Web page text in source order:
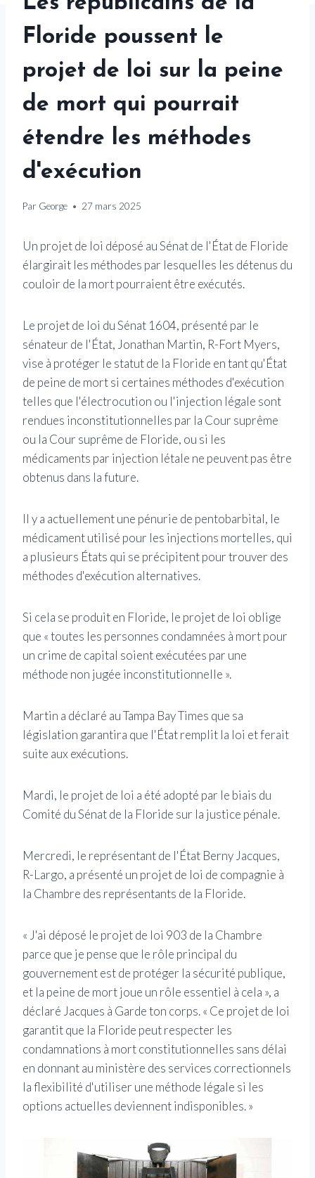
Floride poussent le
projet de loi sur la peine
de mort qui pourrait
étendre les méthodes
d'exécution
Par George 27 mars 2025
Un projet de loi déposé au Sénat de l'État de Floride
élargirait les méthodes par lesquelles les détenus du
couloir de la mort pourraient être exécutés.
Le projet de loi du Sénat 1604, présenté par le
sénateur de l'État, Jonathan Martin, R-Fort Myers,
vise à protéger le statut de la Floride en tant qu'État
de peine de mort si certaines méthodes d'exécution
telles que l'électrocution ou l'injection légale sont
rendues inconstitutionnelles par la Cour suprême
ou la Cour suprême de Floride, ou si les
médicaments par injection létale ne peuvent pas être
obtenus dans la future.
Il y a actuellement une pénurie de pentobarbital, le
médicament utilisé pour les injections mortelles, qui
a plusieurs États qui se précipitent pour trouver des
méthodes d'exécution alternatives.
Si cela se produit en Floride, le projet de loi oblige
que « toutes les personnes condamnées à mort pour
un crime de capital soient exécutées par une
méthode non jugée inconstitutionnelle ».
Martin a déclaré au Tampa Bay Times que sa
législation garantira que l'État remplit la loi et ferait
suite aux exécutions.
Mardi, le projet de loi a été adopté par le biais du
Comité du Sénat de la Floride sur la justice pénale.
Mercredi, le représentant de l'État Berny Jacques,
R-Largo, a présenté un projet de loi de compagnie à
la Chambre des représentants de la Floride.
« J'ai déposé le projet de loi 903 de la Chambre
parce que je pense que le rôle principal du
gouvernement est de protéger la sécurité publique,
et la peine de mort joue un rôle essentiel à cela », a
déclaré Jacques à Garde ton corps. « Ce projet de loi
garantit que la Floride peut respecter les
condamnations à mort constitutionnelles sans délai
en donnant au ministère des services correctionnels
la flexibilité d'utiliser une méthode légale si les
options actuelles deviennent indisponibles. »